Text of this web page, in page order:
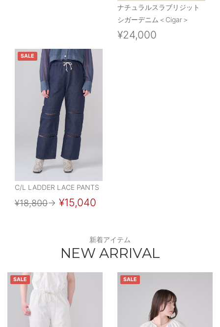
ナチュラルスラブリジット
シガーデニム＜Cigar＞
¥24,000
SALE
C/L LADDER LACE PANTS
¥18,800→ ¥15,040
新着アイテム
NEW ARRIVAL
SALE SALE